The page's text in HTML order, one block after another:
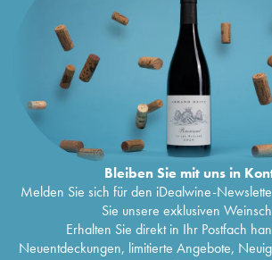
Bleiben Sie mit uns in
Melden Sie sich für den iDealwine-
Sie unsere exklusiven
Erhalten Sie direkt in Ihr Postfach
Neuentdeckungen, limitierte Angebote,